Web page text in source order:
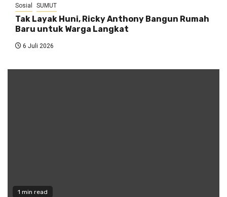
Sosial SUMUT
Tak Layak Huni, Ricky Anthony Bangun Rumah
Baru untuk Warga Langkat
6 Juli 2026
1 min read